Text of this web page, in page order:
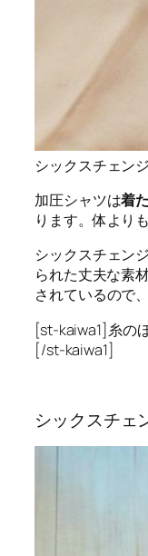
シックスチェン
加圧シャツは着
ります。体より
シックスチェン
られた丈夫な素
されているので、
[st-kaiwa1]糸の
[/st-kaiwa1]
シックスチェ